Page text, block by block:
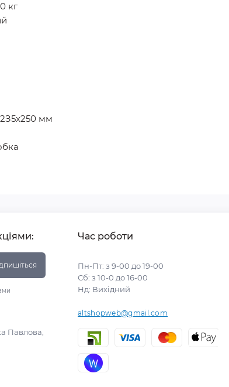
кг
мм
Павлова,
Час роботи
Пн-Пт: з 9-00 до 19-00
Сб: з 10-0 до 16-00
Нд: Вихідний
altshopweb@gmail.com